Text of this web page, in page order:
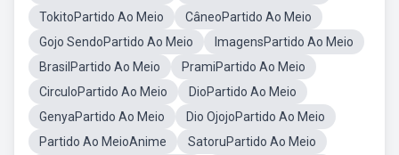
TokitoPartido Ao Meio
CâneoPartido Ao Meio
Gojo SendoPartido Ao Meio
ImagensPartido Ao Meio
BrasilPartido Ao Meio
PramiPartido Ao Meio
CirculoPartido Ao Meio
DioPartido Ao Meio
GenyaPartido Ao Meio
Dio OjojoPartido Ao Meio
Partido Ao MeioAnime
SatoruPartido Ao Meio